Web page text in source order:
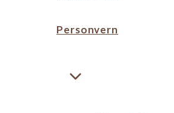
Personvern